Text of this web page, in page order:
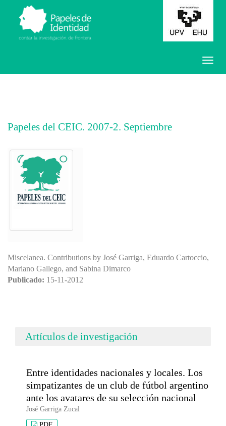
Papeles del CEIC. 2007-2. Septiembre
Miscelanea. Contributions by José Garriga, Eduardo Cartoccio,
Mariano Gallego, and Sabina Dimarco
Publicado: 15-11-2012
Artículos de investigación
Entre identidades nacionales y locales. Los
simpatizantes de un club de fútbol argentino
ante los avatares de su selección nacional
José Garriga Zucal